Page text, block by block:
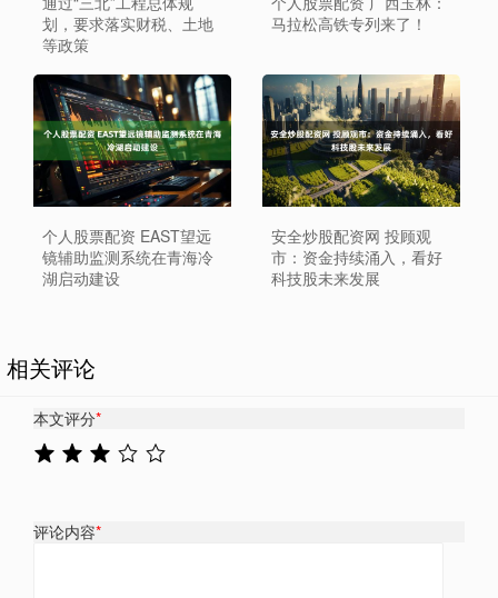
划，要求落实财税、土地
等政策
马拉松高铁专列来了！
个人股票配资 EAST望远
镜辅助监测系统在青海冷
湖启动建设
安全炒股配资网 投顾观
市：资金持续涌入，看好
科技股未来发展
相关评论
本文评分*
评论内容*